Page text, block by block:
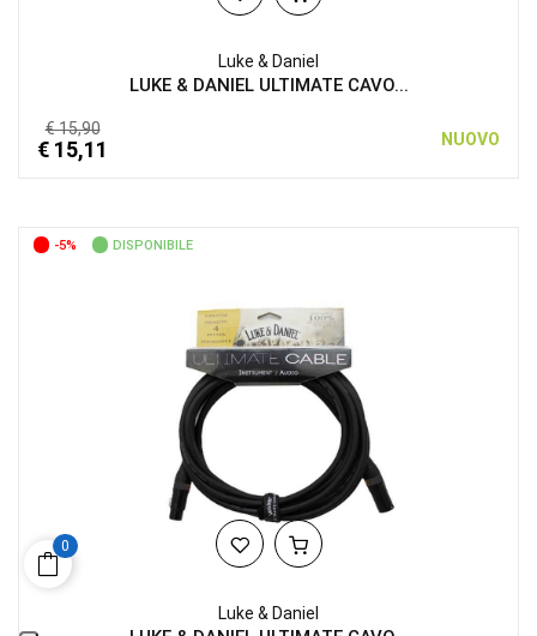
Luke & Daniel
LUKE & DANIEL ULTIMATE CAVO...
€ 15,90
€ 15,11 NUOVO
-5% DISPONIBILE
Luke & Daniel
0